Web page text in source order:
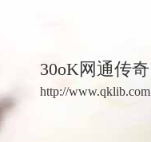
30oK网通传奇
http://www.qklib.com